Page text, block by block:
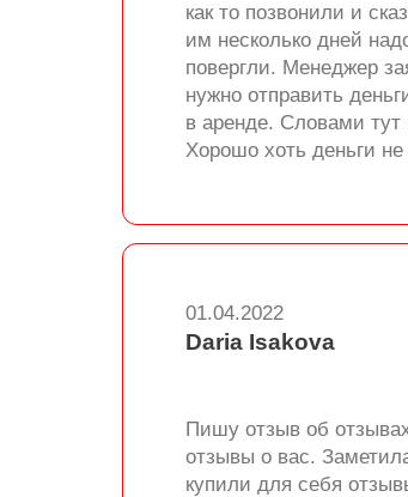
как то позвонили и
им несколько дней
повергли. Менеджер
нужно отправить
в аренде. Словами тут
Хорошо хоть деньги
01.04.2022
Daria Isakova
Пишу отзыв об
отзывы о вас.
купили для себя